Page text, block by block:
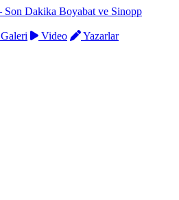
Galeri Video
Yazarlar